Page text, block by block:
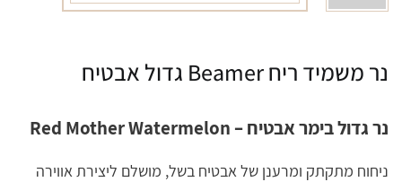
נר משמיד ריח Beamer גדול אבטיח
נר גדול בימר אבטיח – Red Mother Watermelon
ניחוח מתקתק ומרענן של אבטיח בשל, מושלם ליצירת אווירה